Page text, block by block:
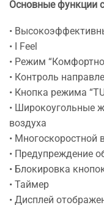
Основные функции
•
• I Feel
• Режим
• Контроль
• Кнопка режима
• Широкоугольные
воздуха
• Многоскоростной
• Предупреждение
• Блокировка
• Таймер
• Дисплей